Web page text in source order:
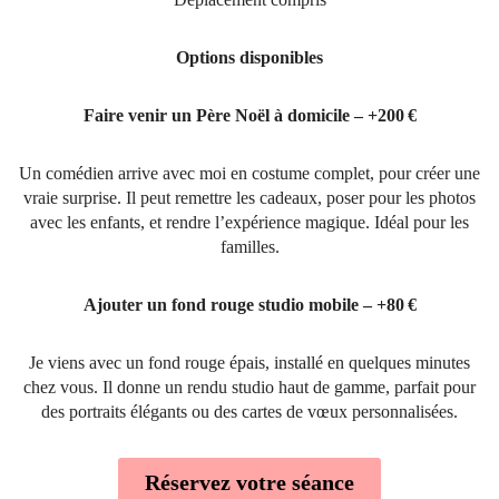
Options disponibles
Faire venir un Père Noël à domicile – +200 €
Un comédien arrive avec moi en costume complet, pour créer une
vraie surprise. Il peut remettre les cadeaux, poser pour les photos
avec les enfants, et rendre l’expérience magique. Idéal pour les
familles.
Ajouter un fond rouge studio mobile – +80 €
Je viens avec un fond rouge épais, installé en quelques minutes
chez vous. Il donne un rendu studio haut de gamme, parfait pour
des portraits élégants ou des cartes de vœux personnalisées.
Réservez votre séance